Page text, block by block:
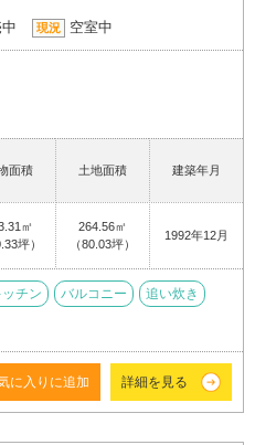
現況 空室中
面積 土地面積 建築年月
㎡
坪）
264.56㎡
（80.03坪）
1992年12月
チン バルコニー 追い炊き
に入りに追加 詳細を見る